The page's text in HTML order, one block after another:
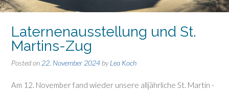
Laternenausstellung und St.
Martins-Zug
Posted on 22. November 2024 byLea Koch
Am 12. November fand wieder unsere alljährliche St. Martin -